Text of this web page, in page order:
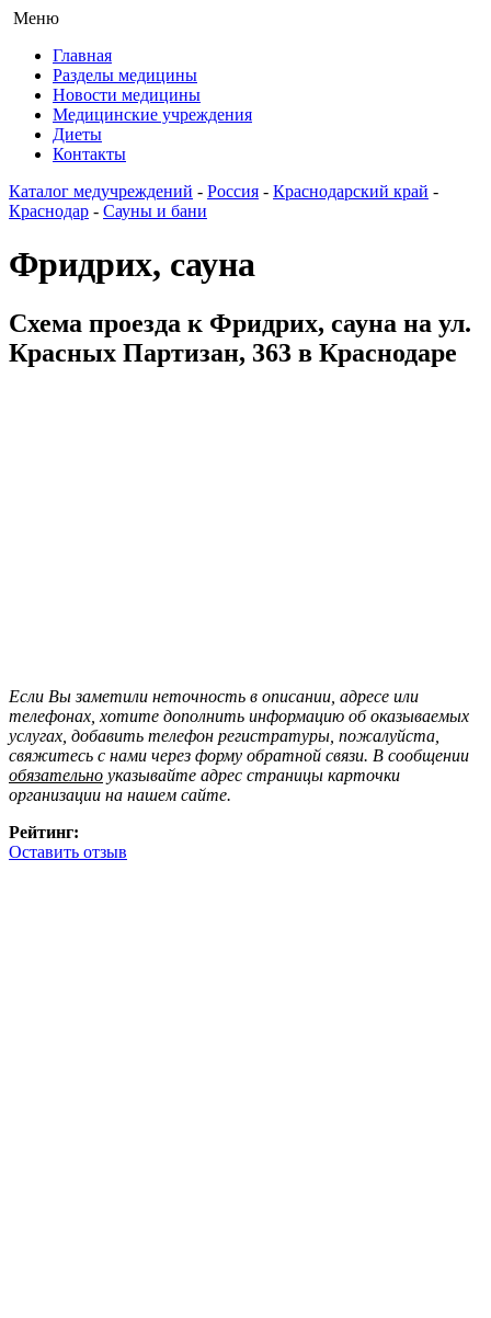
Меню
Главная
Разделы медицины
Новости медицины
Медицинские учреждения
Диеты
Контакты
Каталог медучреждений - Россия - Краснодарский край -
Краснодар - Сауны и бани
Фридрих, сауна
Схема проезда к Фридрих, сауна на ул.
Красных Партизан, 363 в Краснодаре
Если Вы заметили неточность в описании, адресе или
телефонах, хотите дополнить информацию об оказываемых
услугах, добавить телефон регистратуры, пожалуйста,
свяжитесь с нами через форму обратной связи. В сообщении
обязательно указывайте адрес страницы карточки
организации на нашем сайте.
Рейтинг:
Оставить отзыв